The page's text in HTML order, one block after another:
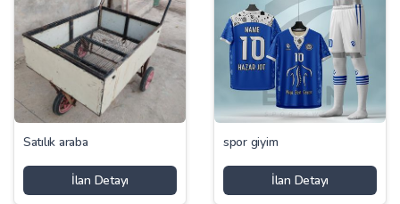
Satılık araba
İlan Detayı
spor giyim
İlan Detayı